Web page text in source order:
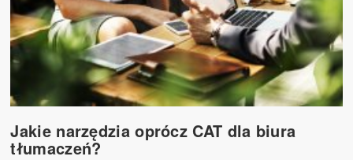
Jakie narzędzia oprócz CAT dla biura
tłumaczeń?